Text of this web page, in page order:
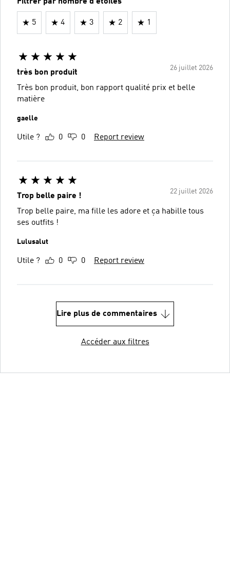
5 4 3 2 1
26 juillet 2026
très bon produit
Très bon produit, bon rapport qualité prix et belle
matière
gaelle
Utile ? 0 0 Report review
22 juillet 2026
Trop belle paire !
Trop belle paire, ma fille les adore et ça habille tous
ses outfits !
Lulusalut
Utile ? 0 0 Report review
Lire plus de commentaires
Accéder aux filtres